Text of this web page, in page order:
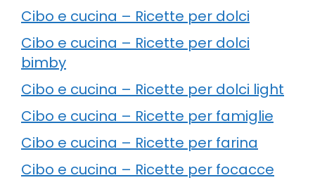
Cibo e cucina – Ricette per dolci
Cibo e cucina – Ricette per dolci
bimby
Cibo e cucina – Ricette per dolci light
Cibo e cucina – Ricette per famiglie
Cibo e cucina – Ricette per farina
Cibo e cucina – Ricette per focacce